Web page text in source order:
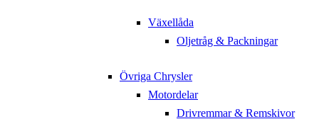
Växellåda
Oljetråg & Packningar
Övriga Chrysler
Motordelar
Drivremmar & Remskivor